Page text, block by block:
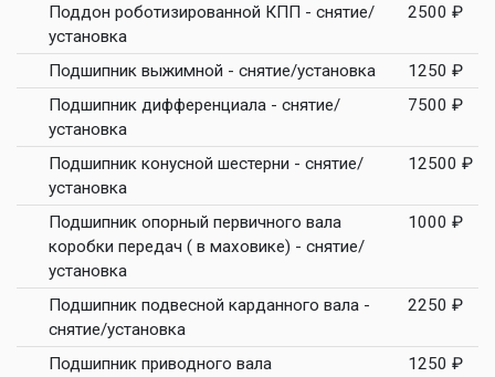
Поддон роботизированной КПП - снятие/
установка
2500 ₽
Подшипник выжимной - снятие/установка
1250 ₽
Подшипник дифференциала - снятие/
установка
7500 ₽
Подшипник конусной шестерни - снятие/
установка
12500 ₽
Подшипник опорный первичного вала
коробки передач ( в маховике) - снятие/
установка
1000 ₽
Подшипник подвесной карданного вала -
снятие/установка
2250 ₽
Подшипник приводного вала
1250 ₽